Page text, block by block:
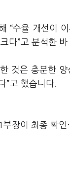
“수율 개선이
다”고 분석한 바
것은 충분한
”고 했습니다.
장이 최종 확인